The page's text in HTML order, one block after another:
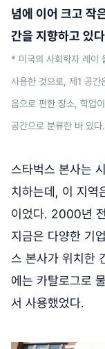
념에 이어 크고 작
간을 지향하고 있
* 미국의 사회학자 레이
사용한 것으로, 제1 공
음으로 편한 장소, 학업
공간으로 분류한 바 있다.
스타벅스 본사는
치하는데, 이 지역
이었다. 2000년
지금은 다양한 기
스 본사가 위치한
에는 카탈로그로
서 사용했었다.